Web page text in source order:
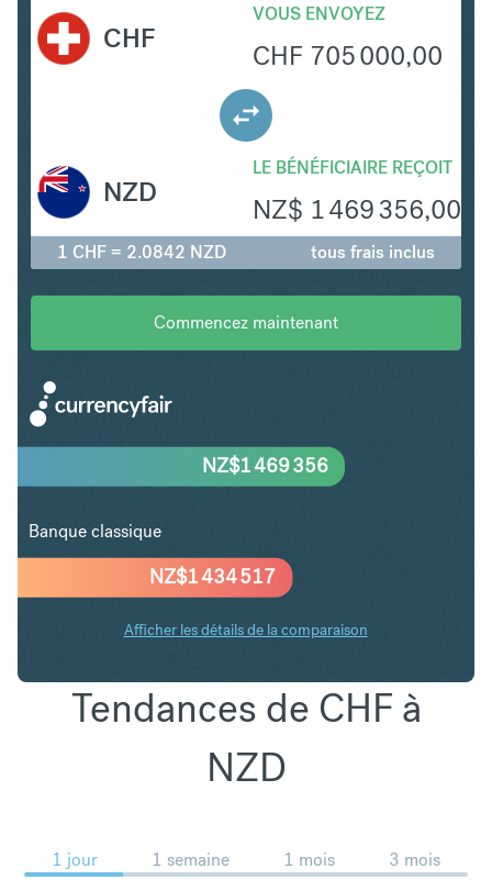
CHF
VOUS ENVOYEZ
CHF 705 000,00
LE BÉNÉFICIAIRE REÇOIT
NZ$ 1 469 356,00
NZD
1 CHF = 2.0842 NZD tous frais inclus
Commencez maintenant
NZ$1 434 517
NZ$1 469 356
Banque classique
Afficher les détails de la comparaison
Tendances de CHF à
NZD
1 jour 1 semaine 1 mois 3 mois